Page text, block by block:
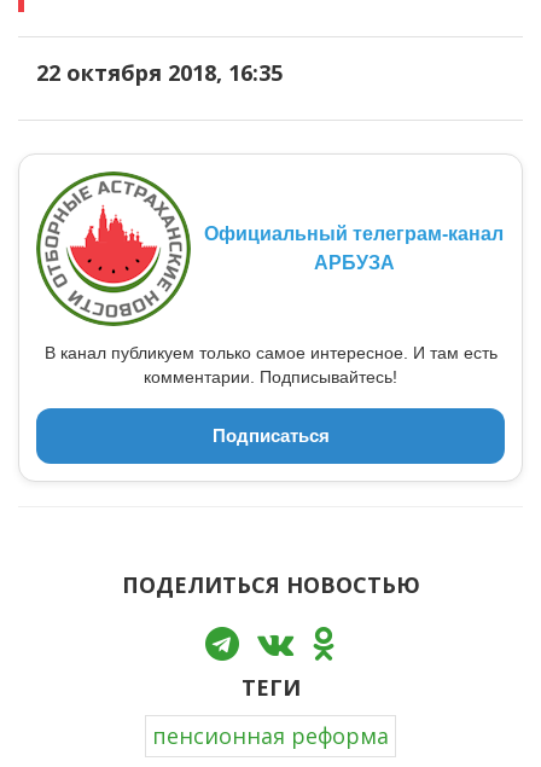
22 октября 2018, 16:35
Официальный телеграм-канал
АРБУЗА
В канал публикуем только самое интересное. И там есть
комментарии. Подписывайтесь!
Подписаться
ПОДЕЛИТЬСЯ НОВОСТЬЮ
ТЕГИ
пенсионная реформа